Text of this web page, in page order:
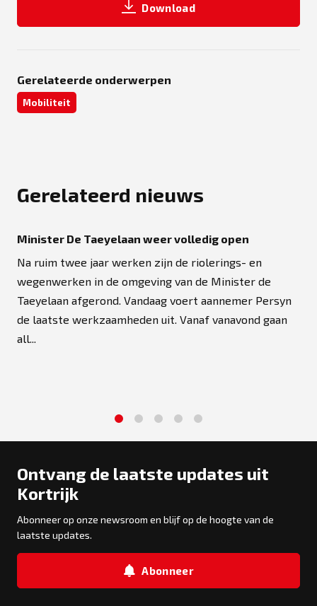
Download
Gerelateerde onderwerpen
Mobiliteit
Gerelateerd nieuws
Minister De Taeyelaan weer volledig open
Na ruim twee jaar werken zijn de riolerings- en
wegenwerken in de omgeving van de Minister de
Taeyelaan afgerond. Vandaag voert aannemer Persyn
de laatste werkzaamheden uit. Vanaf vanavond gaan
all...
Ontvang de laatste updates uit
Kortrijk
Abonneer op onze newsroom en blijf op de hoogte van de
laatste updates.
Abonneer